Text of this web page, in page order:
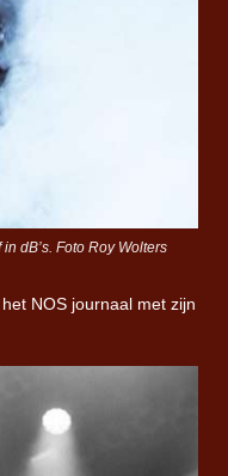
dB’s. Foto Roy Wolters
NOS journaal met zijn